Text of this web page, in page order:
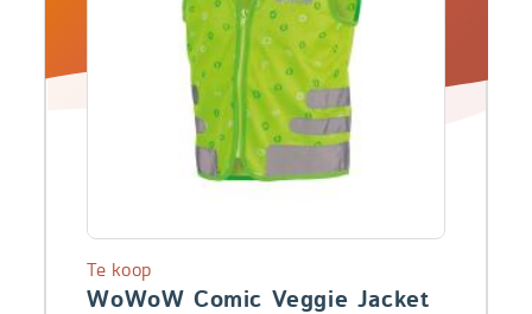
WoWoW Comic Veggie Jacket
Te koop